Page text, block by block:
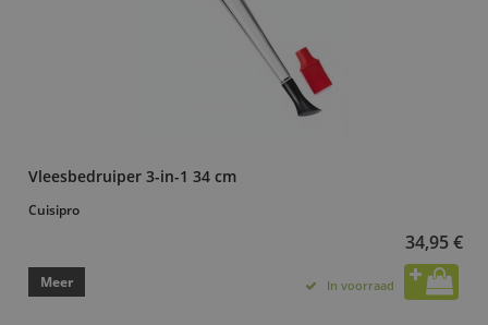
Vleesbedruiper 3-in-1 34 cm
Cuisipro
34,95 €
Meer In voorraad